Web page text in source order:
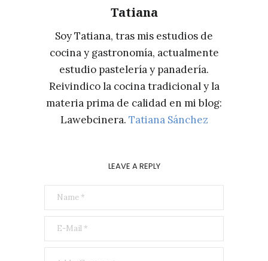
Tatiana
Soy Tatiana, tras mis estudios de
cocina y gastronomía, actualmente
estudio pastelería y panadería.
Reivindico la cocina tradicional y la
materia prima de calidad en mi blog:
Lawebcinera. Tatiana Sánchez
LEAVE A REPLY